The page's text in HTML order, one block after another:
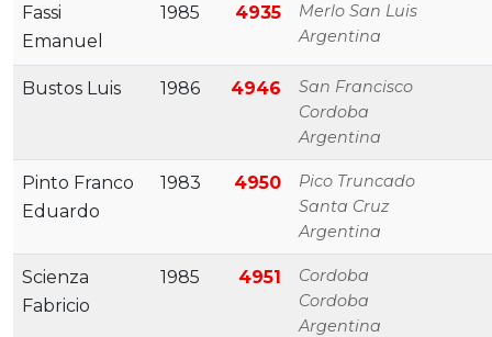
Fassi
Emanuel
1985 4935
Merlo San Luis
Argentina
Bustos Luis 1986 4946
San Francisco
Cordoba
Argentina
Pinto Franco
Eduardo
1983 4950
Pico Truncado
Santa Cruz
Argentina
Scienza
Fabricio
1985 4951
Cordoba
Cordoba
Argentina